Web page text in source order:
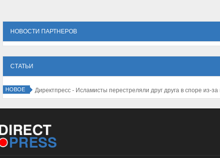
НОВОСТИ ПАРТНЕРОВ
СТАТЬИ
НОВОЕ Директпресс - Исламисты перестреляли друг друга в споре из-за